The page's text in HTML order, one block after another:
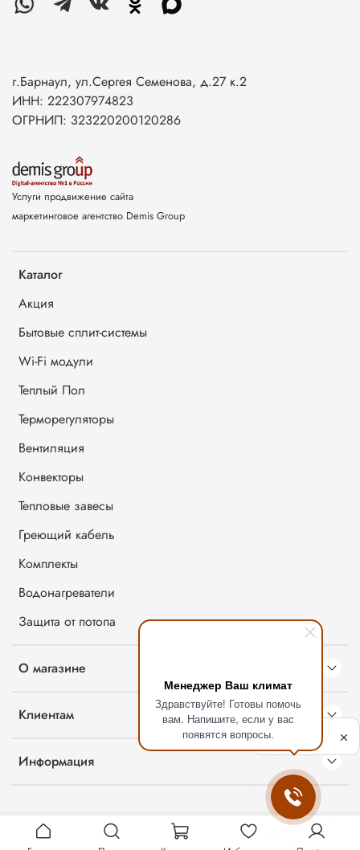
Менеджер Ваш климат
Здравствуйте! Готовы помочь
вам. Напишите, если у вас
появятся вопросы.
Каталог
Акция
Бытовые сплит-системы
Wi-Fi модули
Теплый Пол
Терморегуляторы
Вентиляция
Конвекторы
Тепловые завесы
Греющий кабель
Комплекты
Водонагреватели
Защита от потопа
О магазине
Клиентам
Информация
г.Барнаул, ул.Сергея Семенова, д.27 к.2
ИНН: 222307974823
ОГРНИП: 323220200120286
Услуги продвижение сайта
маркетинговое агентство Demis Group